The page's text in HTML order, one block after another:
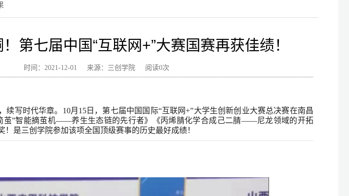
第七届中国“互联网+”大赛国赛再获佳绩！
时间：2021-12-01 来源：三创学院 阅读0次
续写时代华章。10月15日，第七届中国国际“互联网+”大学生创新创业大赛总决赛在南昌
茧”智能摘茧机——养生生态链的先行者》《丙烯腈化学合成己二腈——尼龙领域的开拓
是三创学院参加该项全国顶级赛事的历史最好成绩！